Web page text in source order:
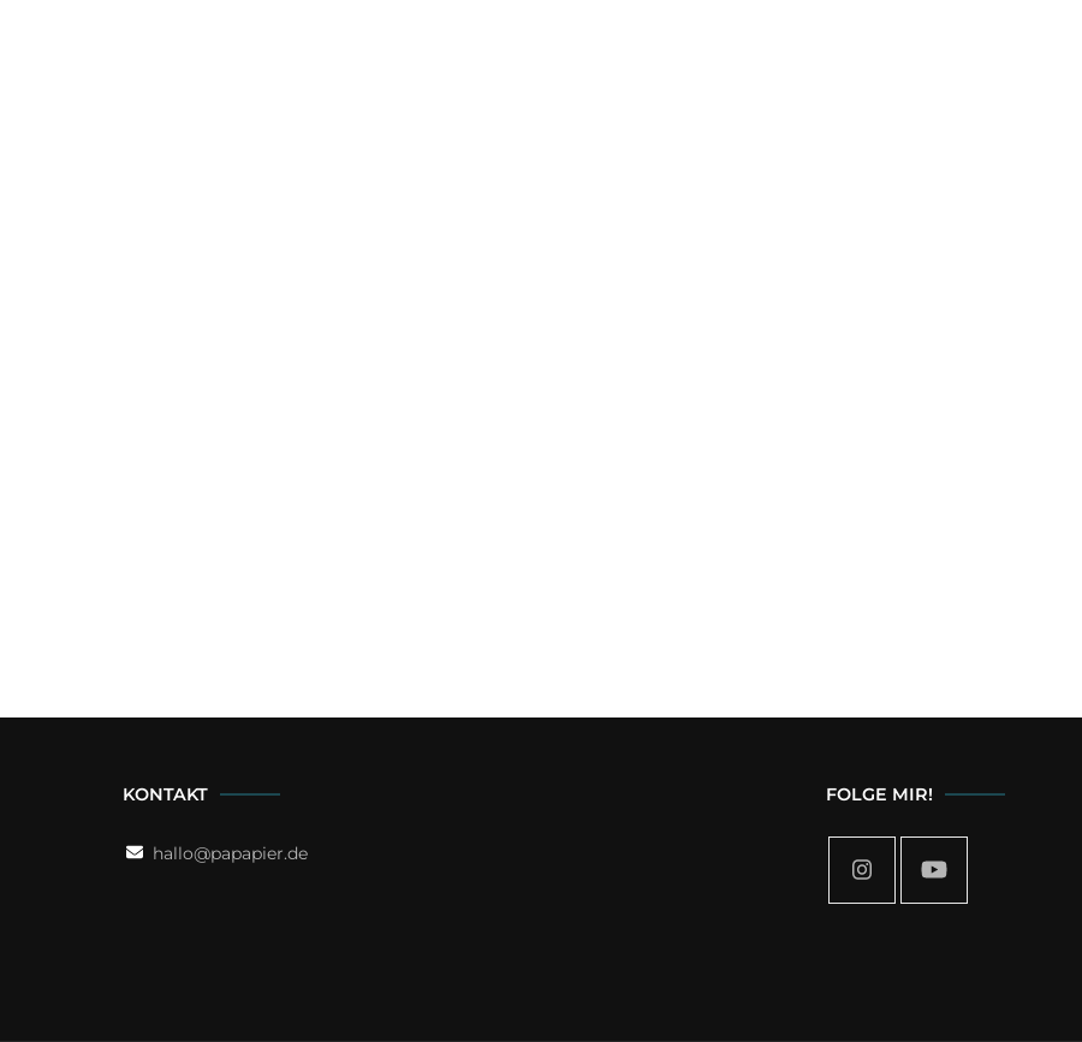
KONTAKT
hallo@papapier.de
FOLGE MIR!